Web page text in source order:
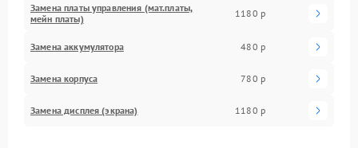
Замена платы управления (мат.платы,
мейн платы)
1180 р
Замена аккумулятора 480 р
Замена корпуса 780 р
Замена дисплея (экрана) 1180 р